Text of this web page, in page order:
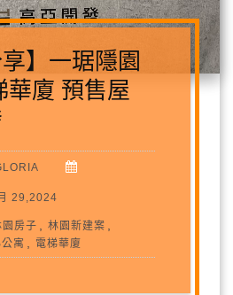
享】一琚隱園
華廈 預售屋
29,2024
園房子 ,林園新建案
寓 電梯華廈